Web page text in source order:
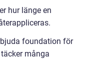
hur länge en
foundation för
många